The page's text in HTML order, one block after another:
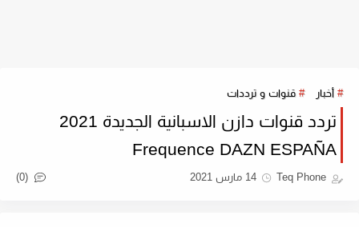
أخبار قنوات و ترددات
تردد قنوات دازن الاسبانية الجديدة 2021
Frequence DAZN ESPAÑA
Teq Phone 14 مارس 2021 (0)